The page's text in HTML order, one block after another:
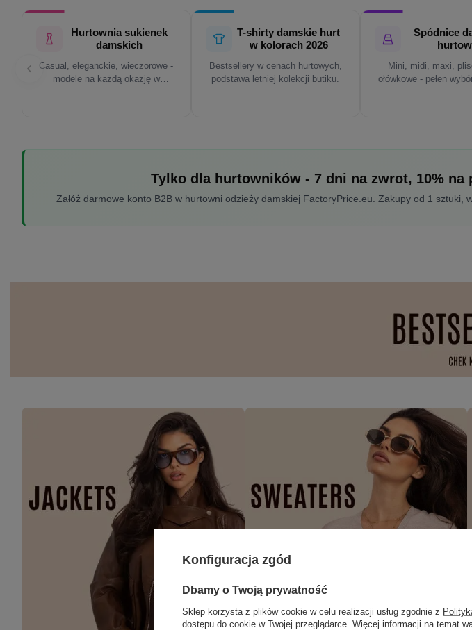
Hurtownia sukienek
damskich
Casual, eleganckie, wieczorowe -
modele na każdą okazję w
T-shirty damskie hurt
w kolorach 2026
Bestsellery w cenach hurtowych,
podstawa letniej kolekcji butiku.
Spódnice
Mini, midi, maxi,
ołówkowe - pełen
Tylko dla hurtowników - 7 dni na zwrot, 10% na
Załóż darmowe konto B2B w hurtowni odzieży damskiej FactoryPrice.eu. Zakupy od 1 sztuki,
Konfiguracja zgód
Dbamy o Twoją prywatność
Sklep korzysta z plików cookie w celu realizacji usług zgodnie z
dostępu do cookie w Twojej przeglądarce. Więcej informacji na temat